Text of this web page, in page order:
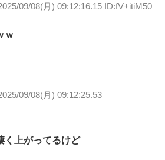
09/08(月) 09:12:16.15 ID:fV+itiM50
ｗ
09/08(月) 09:12:25.53
く上がってるけど